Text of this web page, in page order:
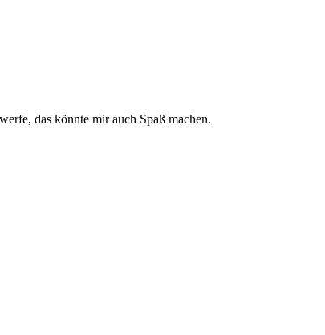
das könnte mir auch Spaß machen.